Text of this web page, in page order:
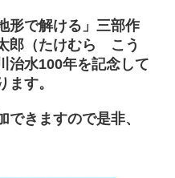
形で解ける」三部作
郎（たけむら こう
治水100年を記念して
ます。
きますので是非、